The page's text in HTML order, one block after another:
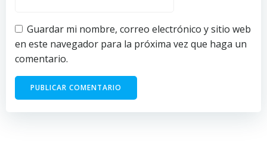
Guardar mi nombre, correo electrónico y sitio web
en este navegador para la próxima vez que haga un
comentario.